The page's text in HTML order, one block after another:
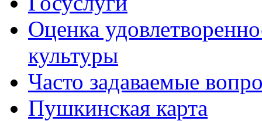
Оценка
культуры
Часто задаваемые
Пушкинская карта